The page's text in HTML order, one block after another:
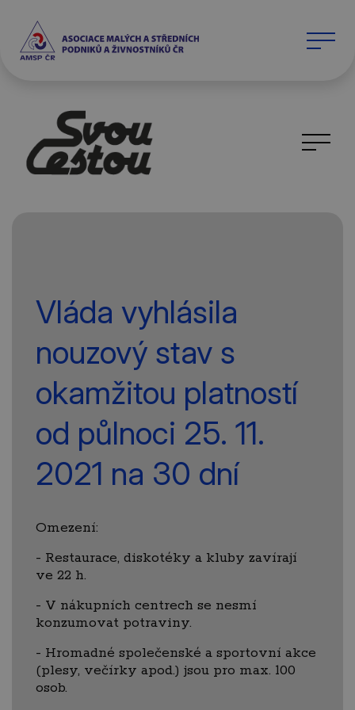
Vláda vyhlásila
nouzový stav s
okamžitou platností
od půlnoci 25. 11.
2021 na 30 dní
Omezení:
- Restaurace, diskotéky a kluby zavírají
ve 22 h.
- V nákupních centrech se nesmí
konzumovat potraviny.
- Hromadné společenské a sportovní akce
(plesy, večírky apod.) jsou pro max. 100
osob.